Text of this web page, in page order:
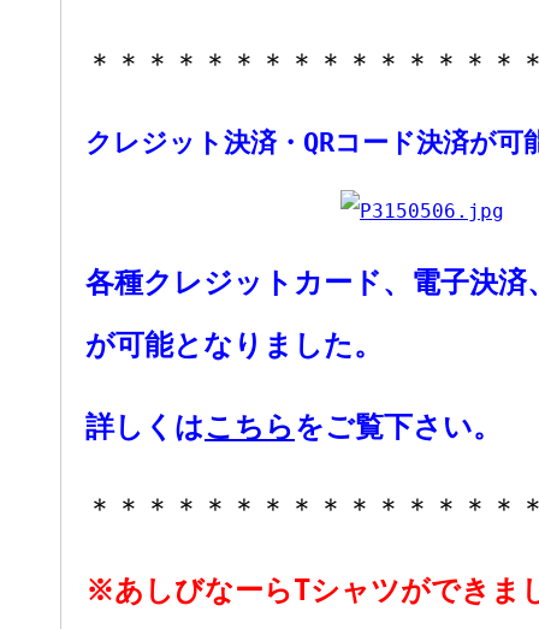
＊＊＊＊＊＊＊＊＊＊＊＊＊＊＊
クレジット決済・QRコード決済が可
各種クレジットカード、電子決済
が可能となりました。
詳しくはこちらをご覧下さい。
＊＊＊＊＊＊＊＊＊＊＊＊＊＊＊
※あしびなーらTシャツができ